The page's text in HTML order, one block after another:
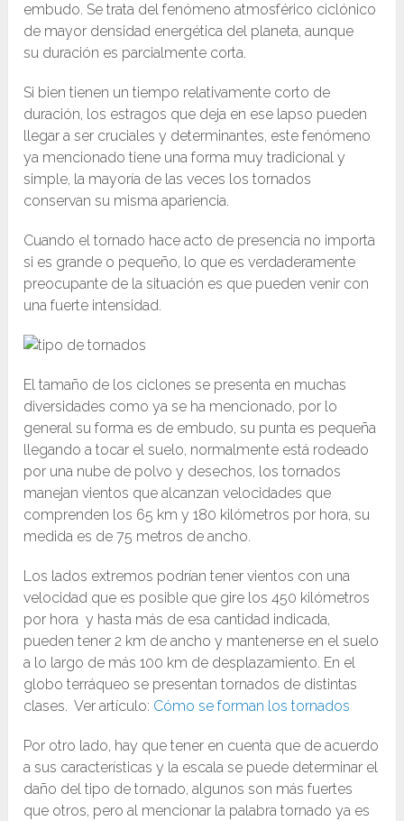
embudo. Se trata del fenómeno atmosférico ciclónico
de mayor densidad energética del planeta, aunque
su duración es parcialmente corta.
Si bien tienen un tiempo relativamente corto de
duración, los estragos que deja en ese lapso pueden
llegar a ser cruciales y determinantes, este fenómeno
ya mencionado tiene una forma muy tradicional y
simple, la mayoría de las veces los tornados
conservan su misma apariencia.
Cuando el tornado hace acto de presencia no importa
si es grande o pequeño, lo que es verdaderamente
preocupante de la situación es que pueden venir con
una fuerte intensidad.
El tamaño de los ciclones se presenta en muchas
diversidades como ya se ha mencionado, por lo
general su forma es de embudo, su punta es pequeña
llegando a tocar el suelo, normalmente está rodeado
por una nube de polvo y desechos, los tornados
manejan vientos que alcanzan velocidades que
comprenden los 65 km y 180 kilómetros por hora, su
medida es de 75 metros de ancho.
Los lados extremos podrían tener vientos con una
velocidad que es posible que gire los 450 kilómetros
por hora y hasta más de esa cantidad indicada,
pueden tener 2 km de ancho y mantenerse en el suelo
a lo largo de más 100 km de desplazamiento. En el
globo terráqueo se presentan tornados de distintas
clases. Ver artículo: Cómo se forman los tornados
Por otro lado, hay que tener en cuenta que de acuerdo
a sus características y la escala se puede determinar el
daño del tipo de tornado, algunos son más fuertes
que otros, pero al mencionar la palabra tornado ya es